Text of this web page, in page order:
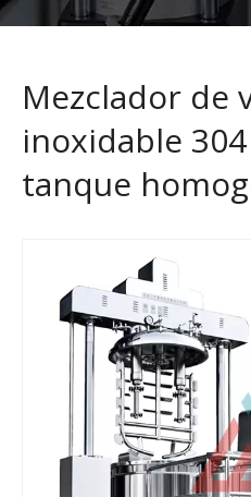
Mezclador de
inoxidable
tanque